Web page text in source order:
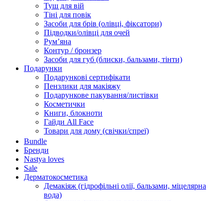
Туш для вій
Тіні для повік
Засоби для брів (олівці, фіксатори)
Підводки/олівці для очей
Румʼяна
Контур / бронзер
Засоби для губ (блиски, бальзами, тінти)
Подарунки
Подарункові сертифікати
Пензлики для макіяжу
Подарункове пакування/листівки
Косметички
Книги, блокноти
Гайди All Face
Товари для дому (свічки/спреї)
Bundle
Бренди
Nastya loves
Sale
Дерматокосметика
Демакіяж (гідрофільні олії, бальзами, міцелярна
вода)